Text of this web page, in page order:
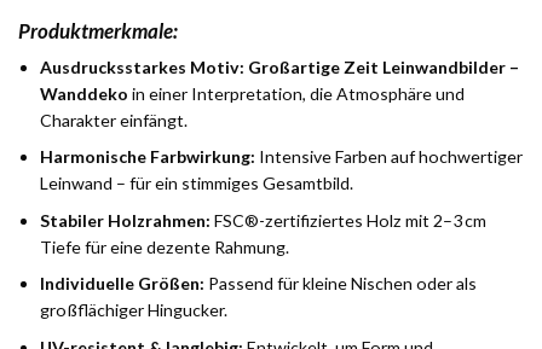
Produktmerkmale:
Ausdrucksstarkes Motiv: Großartige Zeit Leinwandbilder –
Wanddeko in einer Interpretation, die Atmosphäre und
Charakter einfängt.
Harmonische Farbwirkung: Intensive Farben auf hochwertiger
Leinwand – für ein stimmiges Gesamtbild.
Stabiler Holzrahmen: FSC®-zertifiziertes Holz mit 2–3 cm
Tiefe für eine dezente Rahmung.
Individuelle Größen: Passend für kleine Nischen oder als
großflächiger Hingucker.